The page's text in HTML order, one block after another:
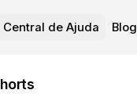
Central de Ajuda Blog